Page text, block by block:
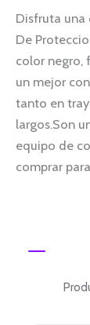
Disfruta una
De
color negro,
un mejor
tanto en
largos.Son
equipo de
comprar